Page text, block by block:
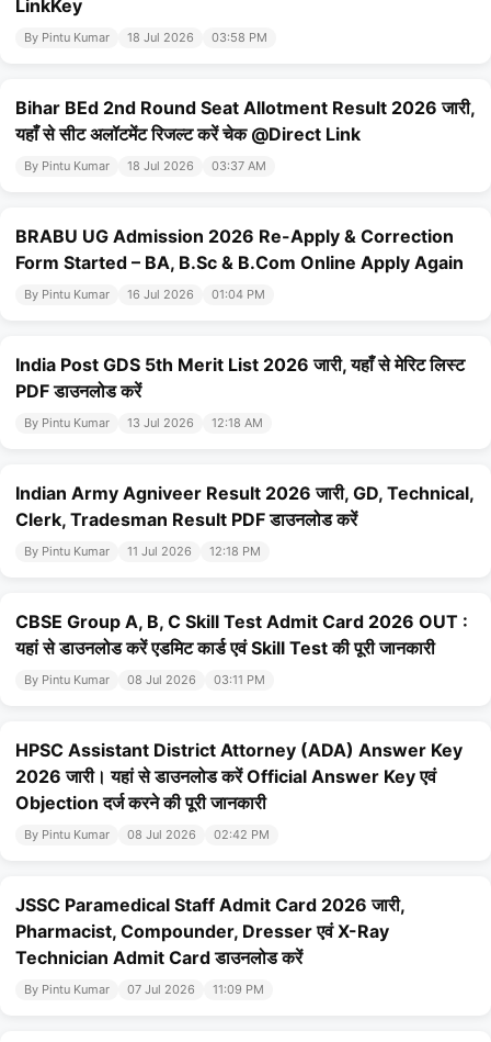
LinkKey
By Pintu Kumar 18 Jul 2026 03:58 PM
Bihar BEd 2nd Round Seat Allotment Result 2026 जारी,
यहाँ से सीट अलॉटमेंट रिजल्ट करें चेक @Direct Link
By Pintu Kumar 18 Jul 2026 03:37 AM
BRABU UG Admission 2026 Re-Apply & Correction
Form Started – BA, B.Sc & B.Com Online Apply Again
By Pintu Kumar 16 Jul 2026 01:04 PM
India Post GDS 5th Merit List 2026 जारी, यहाँ से मेरिट लिस्ट
PDF डाउनलोड करें
By Pintu Kumar 13 Jul 2026 12:18 AM
Indian Army Agniveer Result 2026 जारी, GD, Technical,
Clerk, Tradesman Result PDF डाउनलोड करें
By Pintu Kumar 11 Jul 2026 12:18 PM
CBSE Group A, B, C Skill Test Admit Card 2026 OUT :
यहां से डाउनलोड करें एडमिट कार्ड एवं Skill Test की पूरी जानकारी
By Pintu Kumar 08 Jul 2026 03:11 PM
HPSC Assistant District Attorney (ADA) Answer Key
2026 जारी। यहां से डाउनलोड करें Official Answer Key एवं
Objection दर्ज करने की पूरी जानकारी
By Pintu Kumar 08 Jul 2026 02:42 PM
JSSC Paramedical Staff Admit Card 2026 जारी,
Pharmacist, Compounder, Dresser एवं X-Ray
Technician Admit Card डाउनलोड करें
By Pintu Kumar 07 Jul 2026 11:09 PM